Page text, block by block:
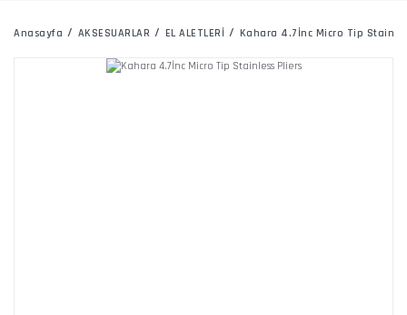
Anasayfa AKSESUARLAR EL ALETLERİ Kahara 4.7İnc Micro Tip